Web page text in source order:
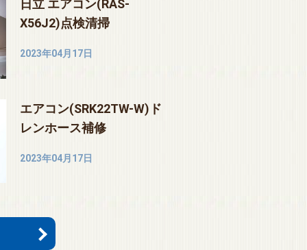
日立 エアコン(RAS-
X56J2)点検清掃
2023年04月17日
エアコン(SRK22TW-W)ド
レンホース補修
2023年04月17日